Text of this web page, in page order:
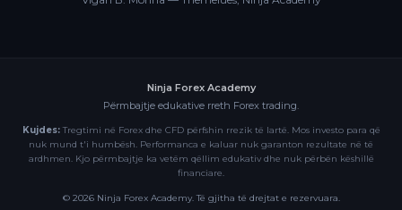
Ninja Forex Academy
Përmbajtje edukative rreth Forex trading.
Kujdes:Tregtimi në Forex dhe CFD përfshin rrezik të lartë. Mos investo para që
nuk mund t'i humbësh. Performanca e kaluar nuk garanton rezultate në të
ardhmen. Kjo përmbajtje ka vetëm qëllim edukativ dhe nuk përbën këshillë
financiare.
© 2026Ninja Forex Academy. Të gjitha të drejtat e rezervuara.